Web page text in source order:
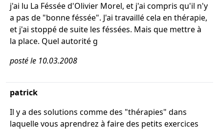
j'ai lu La Féssée d'Olivier Morel, et j'ai compris qu'il n'y
a pas de "bonne féssée". J'ai travaillé cela en thérapie,
et j'ai stoppé de suite les féssées. Mais que mettre à
la place. Quel autorité g
posté le 10.03.2008
patrick
Il y a des solutions comme des "thérapies" dans
laquelle vous aprendrez à faire des petits exercices